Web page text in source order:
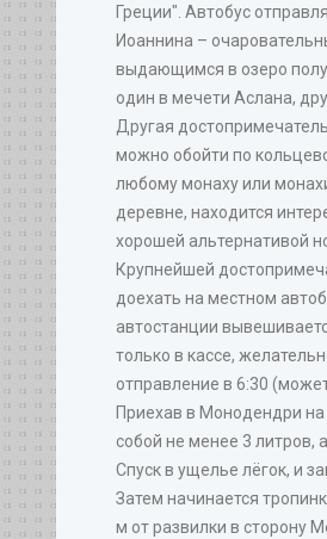
Греции". Автобус
Иоаннина –
выдающимся в озеро
один в мечети Аслана,
Другая
можно обойти по
любому монаху или
деревне, находится
хорошей альтернативой
Крупнейшей
доехать на местном
автостанции
только в кассе,
отправление в 6:30
Приехав в Монодендри на
собой не менее 3 литров,
Спуск в ущелье лёгок, и
Затем начинается
м от развилки в сторону